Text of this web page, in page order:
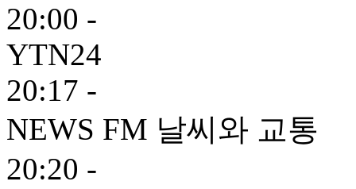
20:00 -
YTN24
20:17 -
NEWS FM 날씨와 교통
20:20 -